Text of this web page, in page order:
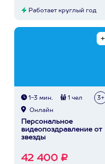
Работает круглый год
1-3 мин. 1 чел 3+
Онлайн
Персональное
видеопоздравление от
звезды
42 400 ₽